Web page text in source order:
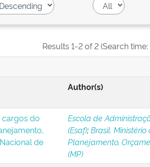
Results 1-2 of 2 (Search
Author(s)
do
de
Escola de
(Esaf);Brasil. Ministério
Planejamento,
(MP)